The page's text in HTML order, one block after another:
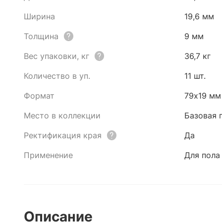
Ширина
19,6 мм
Толщина
9 мм
Вес упаковки, кг
36,7 кг
Количество в уп.
11 шт.
Формат
79x19 мм
Место в коллекции
Базовая
Ректификация края
Да
Применение
Для пола
Описание